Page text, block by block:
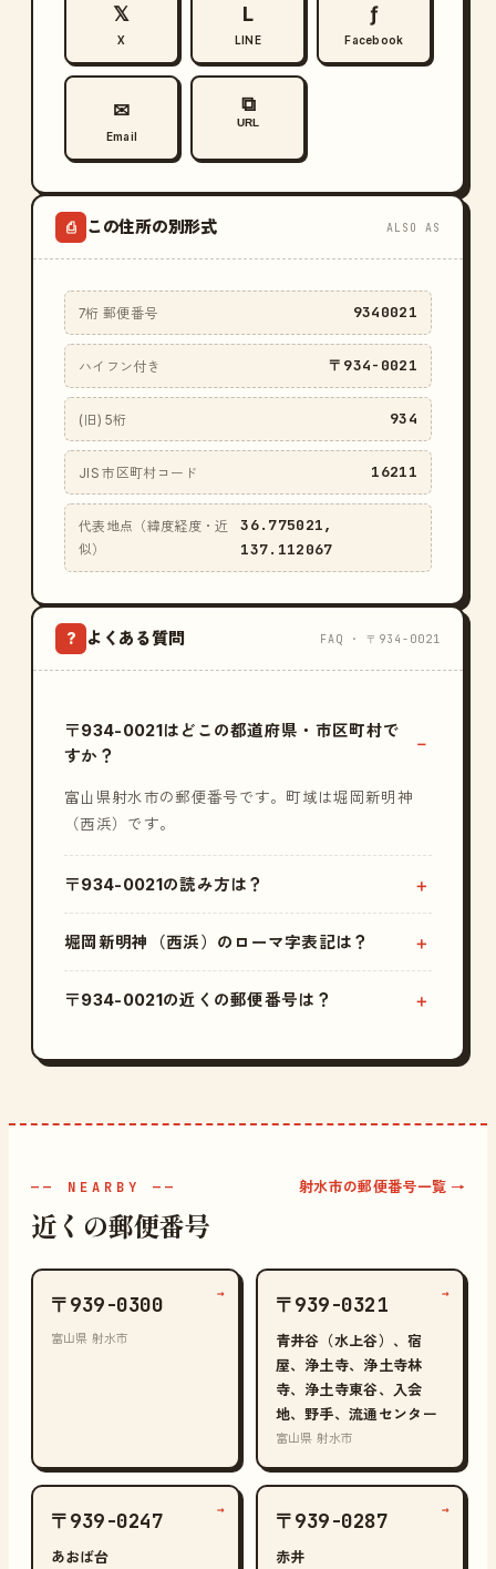
𝕏
X
L
LINE
ƒ
Facebook
✉
Email
⧉
URL
⎙ この住所の別形式 ALSO AS
7桁 郵便番号 9340021
ハイフン付き 〒934-0021
(旧) 5桁 934
JIS 市区町村コード 16211
代表地点（緯度経度・近
似）
36.775021,
137.112067
? よくある質問 FAQ · 〒934-0021
〒934-0021はどこの都道府県・市区町村で
すか？
富山県射水市の郵便番号です。町域は堀岡新明神
（西浜）です。
〒934-0021の読み方は？
堀岡新明神（西浜）のローマ字表記は？
〒934-0021の近くの郵便番号は？
—— NEARBY ——
近くの郵便番号
射水市の郵便番号一覧 →
〒939-0300
富山県 射水市
→ 〒939-0321
青井谷（水上谷）、宿
屋、浄土寺、浄土寺林
寺、浄土寺東谷、入会
地、野手、流通センター
富山県 射水市
→
〒939-0247
あおば台
→ 〒939-0287
赤井
→